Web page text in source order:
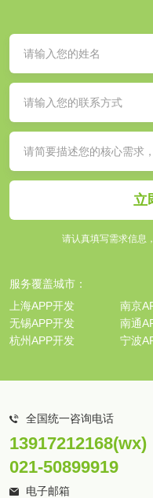
立
请认真填写需求信息
服务覆盖城市：
上海APP开发
南京
无锡APP开发
南通
杭州APP开发
宁波
全国统一咨询电话
13917212168(wx)
021-50899919
电子邮箱